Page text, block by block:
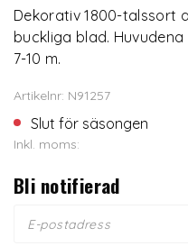
Dekorativ 1800-talssort
buckliga blad.
7-10 m.
Artikelnr: N91257
Slut för säsongen
Inkl. moms:
Bli notifierad